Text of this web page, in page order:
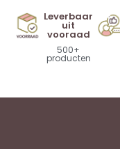
Leverbaar
uit
vooraad
500+
producten